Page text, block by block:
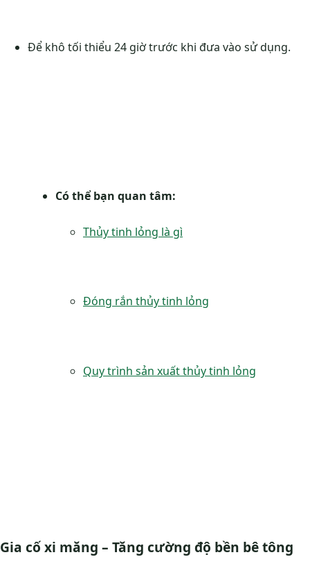
Để khô tối thiểu 24 giờ trước khi đưa vào sử dụng.
Có thể bạn quan tâm:
Thủy tinh lỏng là gì
Đóng rắn thủy tinh lỏng
Quy trình sản xuất thủy tinh lỏng
Gia cố xi măng – Tăng cường độ bền bê tông